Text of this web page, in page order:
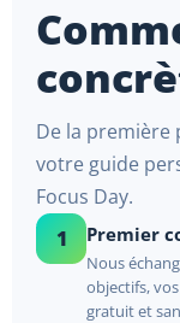
De la première
votre guide
Focus Day.
1
Premier
Nous
objectifs,
gratuit et